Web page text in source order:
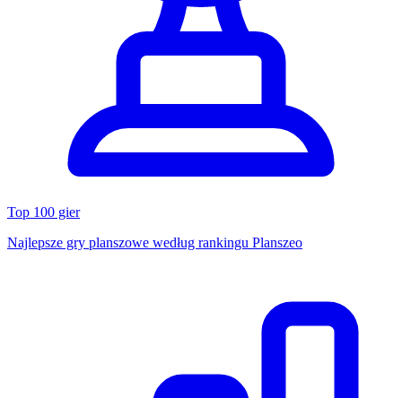
Top 100 gier
Najlepsze gry planszowe według rankingu Planszeo